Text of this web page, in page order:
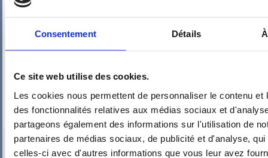
Consentement Détails
Ce site web utilise des cookies.
Les cookies nous permettent de personnaliser le contenu et
des fonctionnalités relatives aux médias sociaux et
partageons également des informations sur l'utilisation de
partenaires de médias sociaux, de publicité et d'analyse,
celles-ci avec d'autres informations que vous leur avez
PIEUVRE PRO-FIL PERSONNALISÉE : MAISON